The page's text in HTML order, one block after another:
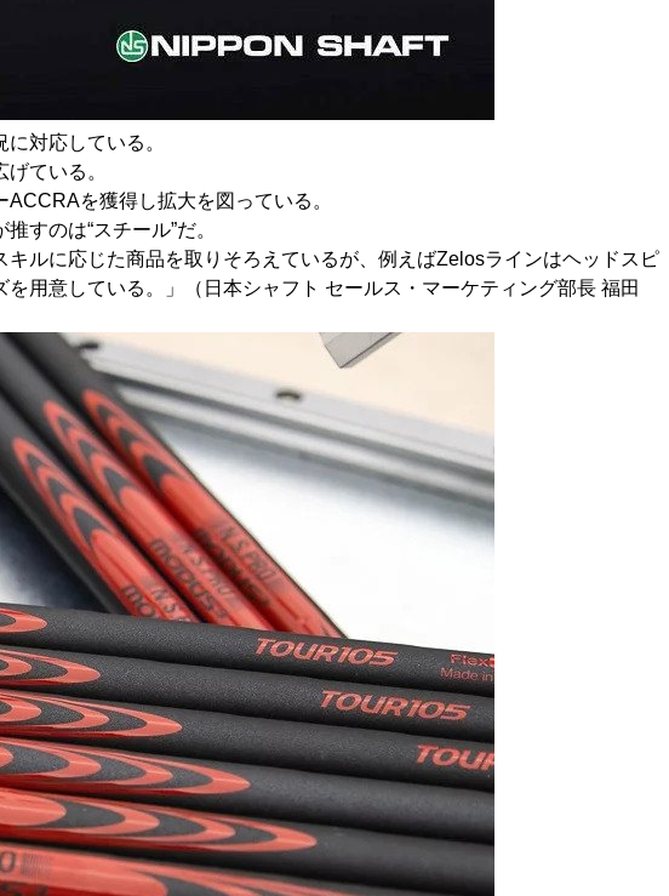
対応している。
ている。
を獲得し拡大を図っている。
すのは“スチール”だ。
ルに応じた商品を取りそろえているが、例えばZelosラインはヘッドスピ
用意している。」（日本シャフト セールス・マーケティング部長 福田